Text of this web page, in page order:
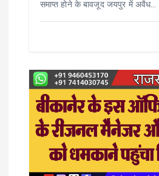
समाप्त होने के बावजूद जयपुर में अवैध…